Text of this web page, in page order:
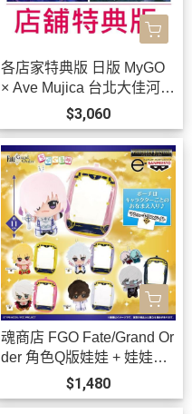
各店家特典版 日版 MyGO
× Ave Mujica 台北大佳河濱
公園 追加公演 2026演唱會
藍光BD BanG Dream! *1/2
7發售! 早期1202截止
$3,060
魂商店 FGO Fate/Grand Or
der 角色Q版娃娃 + 娃娃包
可選*12月發售!
$1,480